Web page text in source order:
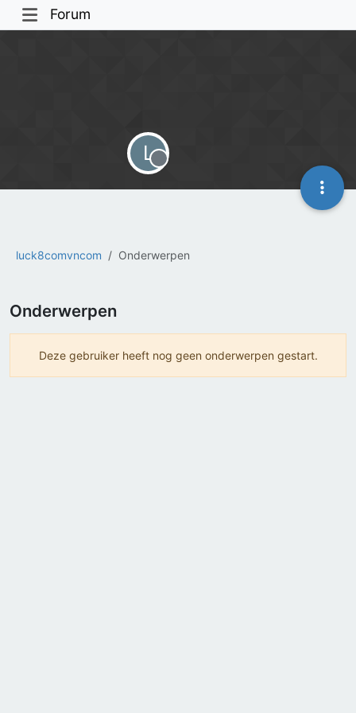
Forum
luck8comvncom Onderwerpen
L
Offline
Onderwerpen
Deze gebruiker heeft nog geen onderwerpen gestart.